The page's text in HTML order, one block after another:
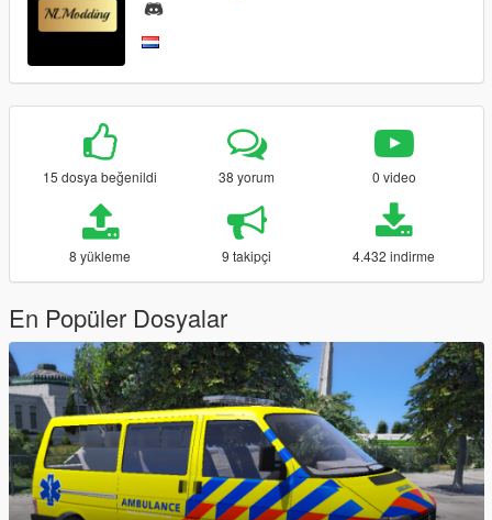
15 dosya beğenildi 38 yorum 0 video
8 yükleme 9 takipçi 4.432 indirme
En Popüler Dosyalar